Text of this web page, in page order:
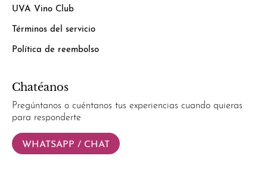
UVA Vino Club
Términos del servicio
Política de reembolso
Chatéanos
Pregúntanos o cuéntanos tus experiencias cuando quieras
para responderte
WHATSAPP / CHAT